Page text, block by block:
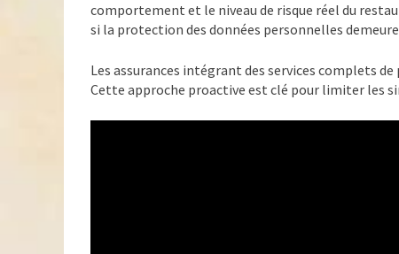
comportement et le niveau de risque réel du
si la protection des données personnelles
Les assurances intégrant des services complets
Cette approche proactive est clé pour limiter les